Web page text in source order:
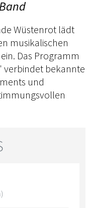
Wüstenrot lädt
musikalischen
Das Programm
verbindet bekannte
und